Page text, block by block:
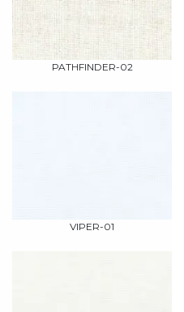
PATHFINDER-02
VIPER-01